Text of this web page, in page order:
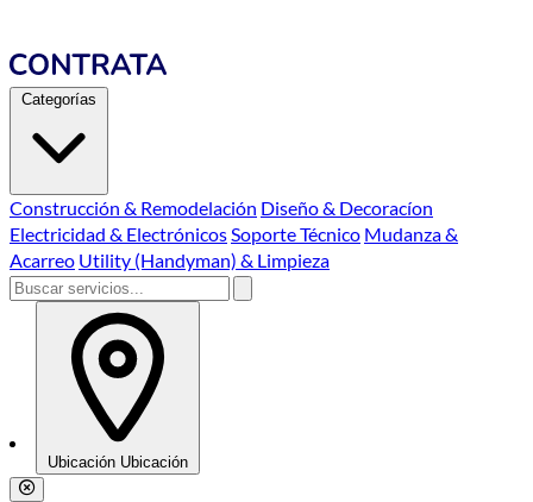
Categorías
Construcción & Remodelación Diseño & Decoracíon
Electricidad & ElectrónicosSoporte Técnico Mudanza &
Acarreo Utility (Handyman) & Limpieza
Ubicación Ubicación